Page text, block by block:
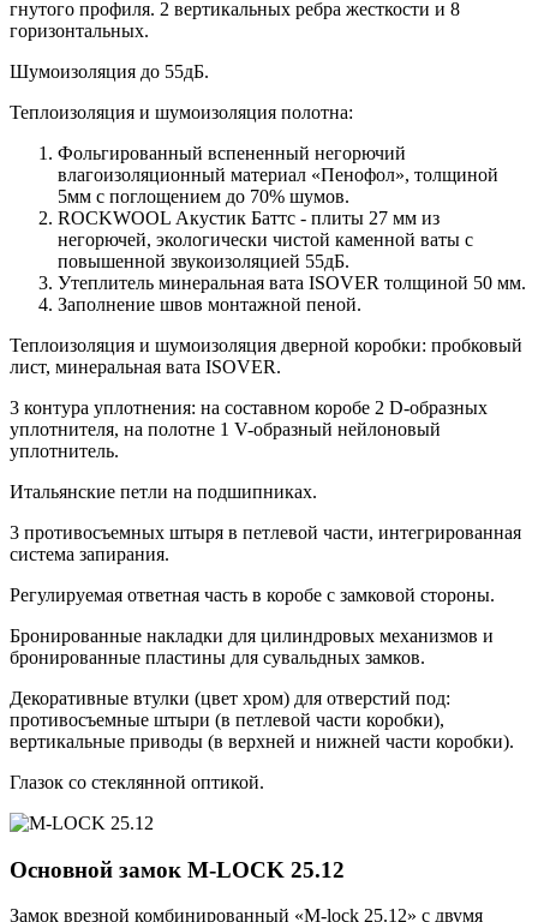
гнутого профиля. 2 вертикальных ребра жесткости и 8
горизонтальных.
Шумоизоляция до 55дБ.
Теплоизоляция и шумоизоляция полотна:
Фольгированный вспененный негорючий
влагоизоляционный материал «Пенофол», толщиной
5мм с поглощением до 70% шумов.
ROCKWOOL Акустик Баттс - плиты 27 мм из
негорючей, экологически чистой каменной ваты с
повышенной звукоизоляцией 55дБ.
Утеплитель минеральная вата ISOVER толщиной 50 мм.
Заполнение швов монтажной пеной.
Теплоизоляция и шумоизоляция дверной коробки: пробковый
лист, минеральная вата ISOVER.
3 контура уплотнения: на составном коробе 2 D-образных
уплотнителя, на полотне 1 V-образный нейлоновый
уплотнитель.
Итальянские петли на подшипниках.
3 противосъемных штыря в петлевой части, интегрированная
система запирания.
Регулируемая ответная часть в коробе с замковой стороны.
Бронированные накладки для цилиндровых механизмов и
бронированные пластины для сувальдных замков.
Декоративные втулки (цвет хром) для отверстий под:
противосъемные штыри (в петлевой части коробки),
вертикальные приводы (в верхней и нижней части коробки).
Глазок со стеклянной оптикой.
Основной замок M-LOCK 25.12
Замок врезной комбинированный «M-lock 25.12» с двумя